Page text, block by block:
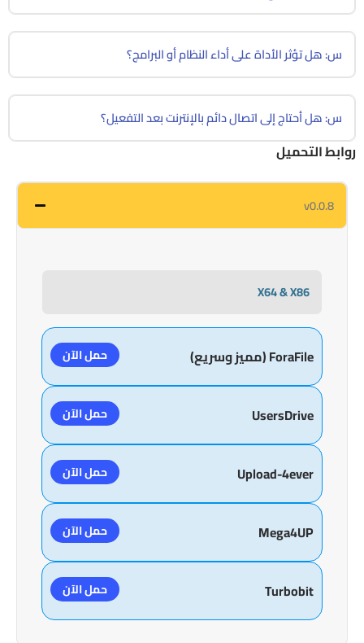
س: هل تؤثر الأداة على أداء النظام أو البرامج؟
س: هل أحتاج إلى اتصال دائم بالإنترنت بعد التفعيل؟
روابط التحميل
v0.0.8
X64 & X86
ForaFile (مميز وسريع) حمل الآن
UsersDrive حمل الآن
Upload-4ever حمل الآن
Mega4UP حمل الآن
Turbobit حمل الآن